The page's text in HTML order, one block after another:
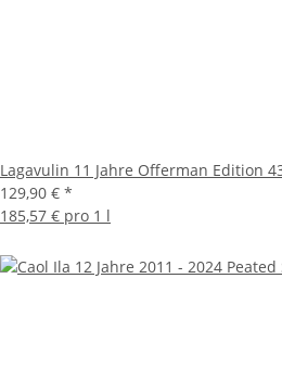
Lagavulin 11 Jahre Offerman Edition
129,90 € *
185,57 € pro 1 l